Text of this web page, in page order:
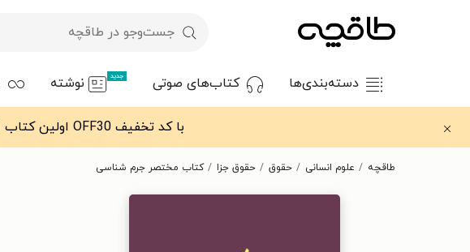
دسته‌بندی‌ها کتاب‌های صوتی جدید نوشته
با کد تخفیف OFF30 اولین کتاب الکترونیکی یا صوتی‌ات را با ۳۰٪ تخفیف از طاقچه دریافت کن.
طاقچه علوم انسانی حقوق حقوق جزا کتاب مختصر جرم شناسی